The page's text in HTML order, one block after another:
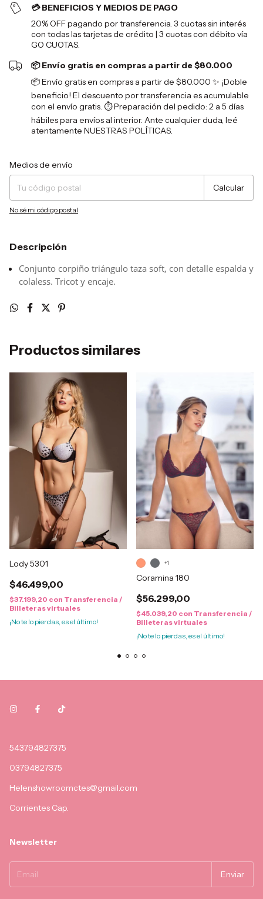
💳 BENEFICIOS Y MEDIOS DE PAGO
20% OFF pagando por transferencia. 3 cuotas sin interés
con todas las tarjetas de crédito | 3 cuotas con débito vía
GO CUOTAS.
📦 Envío gratis en compras a partir de $80.000
📦 Envío gratis en compras a partir de $80.000 ✨ ¡Doble
beneficio! El descuento por transferencia es acumulable
con el envío gratis. ⏱️ Preparación del pedido: 2 a 5 días
hábiles para envíos al interior. Ante cualquier duda, leé
atentamente NUESTRAS POLÍTICAS.
Entregas para el CP:
Medios de envío
Calcular
No sé mi código postal
Descripción
Conjunto corpiño triángulo taza soft, con detalle espalda y
colaless. Tricot y encaje.
Productos similares
Lody 5301
$46.499,00
$37.199,20 con Transferencia /
Billeteras virtuales
¡No te lo pierdas, es el último!
Coramina 180
$56.299,00
$45.039,20 con Transferencia /
Billeteras virtuales
¡No te lo pierdas, es el último!
+1
543794827375
03794827375
Helenshowroomctes@gmail.com
Corrientes Cap.
Newsletter